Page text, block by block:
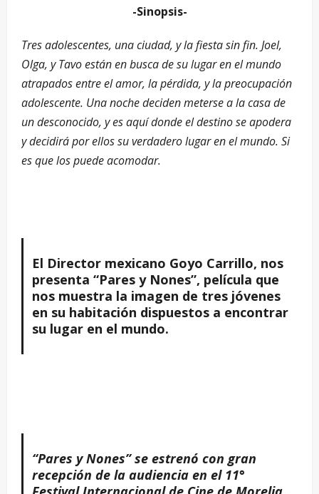
-Sinopsis-
Tres adolescentes, una ciudad, y la fiesta sin fin. Joel,
Olga, y Tavo están en busca de su lugar en el mundo
atrapados entre el amor, la pérdida, y la preocupación
adolescente. Una noche deciden meterse a la casa de
un desconocido, y es aquí donde el destino se apodera
y decidirá por ellos su verdadero lugar en el mundo. Si
es que los puede acomodar.
El Director mexicano Goyo Carrillo, nos
presenta “Pares y Nones”, película que
nos muestra la imagen de tres jóvenes
en su habitación dispuestos a encontrar
su lugar en el mundo.
“Pares y Nones” se estrenó con gran
recepción de la audiencia en el 11°